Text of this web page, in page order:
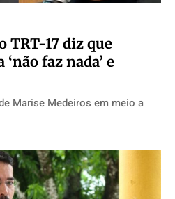
TRT-17 diz que
faz nada’ e
Marise Medeiros em meio a